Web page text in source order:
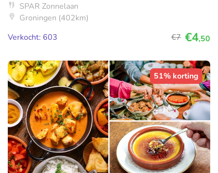
SPAR Zonnelaan
Groningen (402km)
Verkocht: 603
€7 €4,50
51% korting